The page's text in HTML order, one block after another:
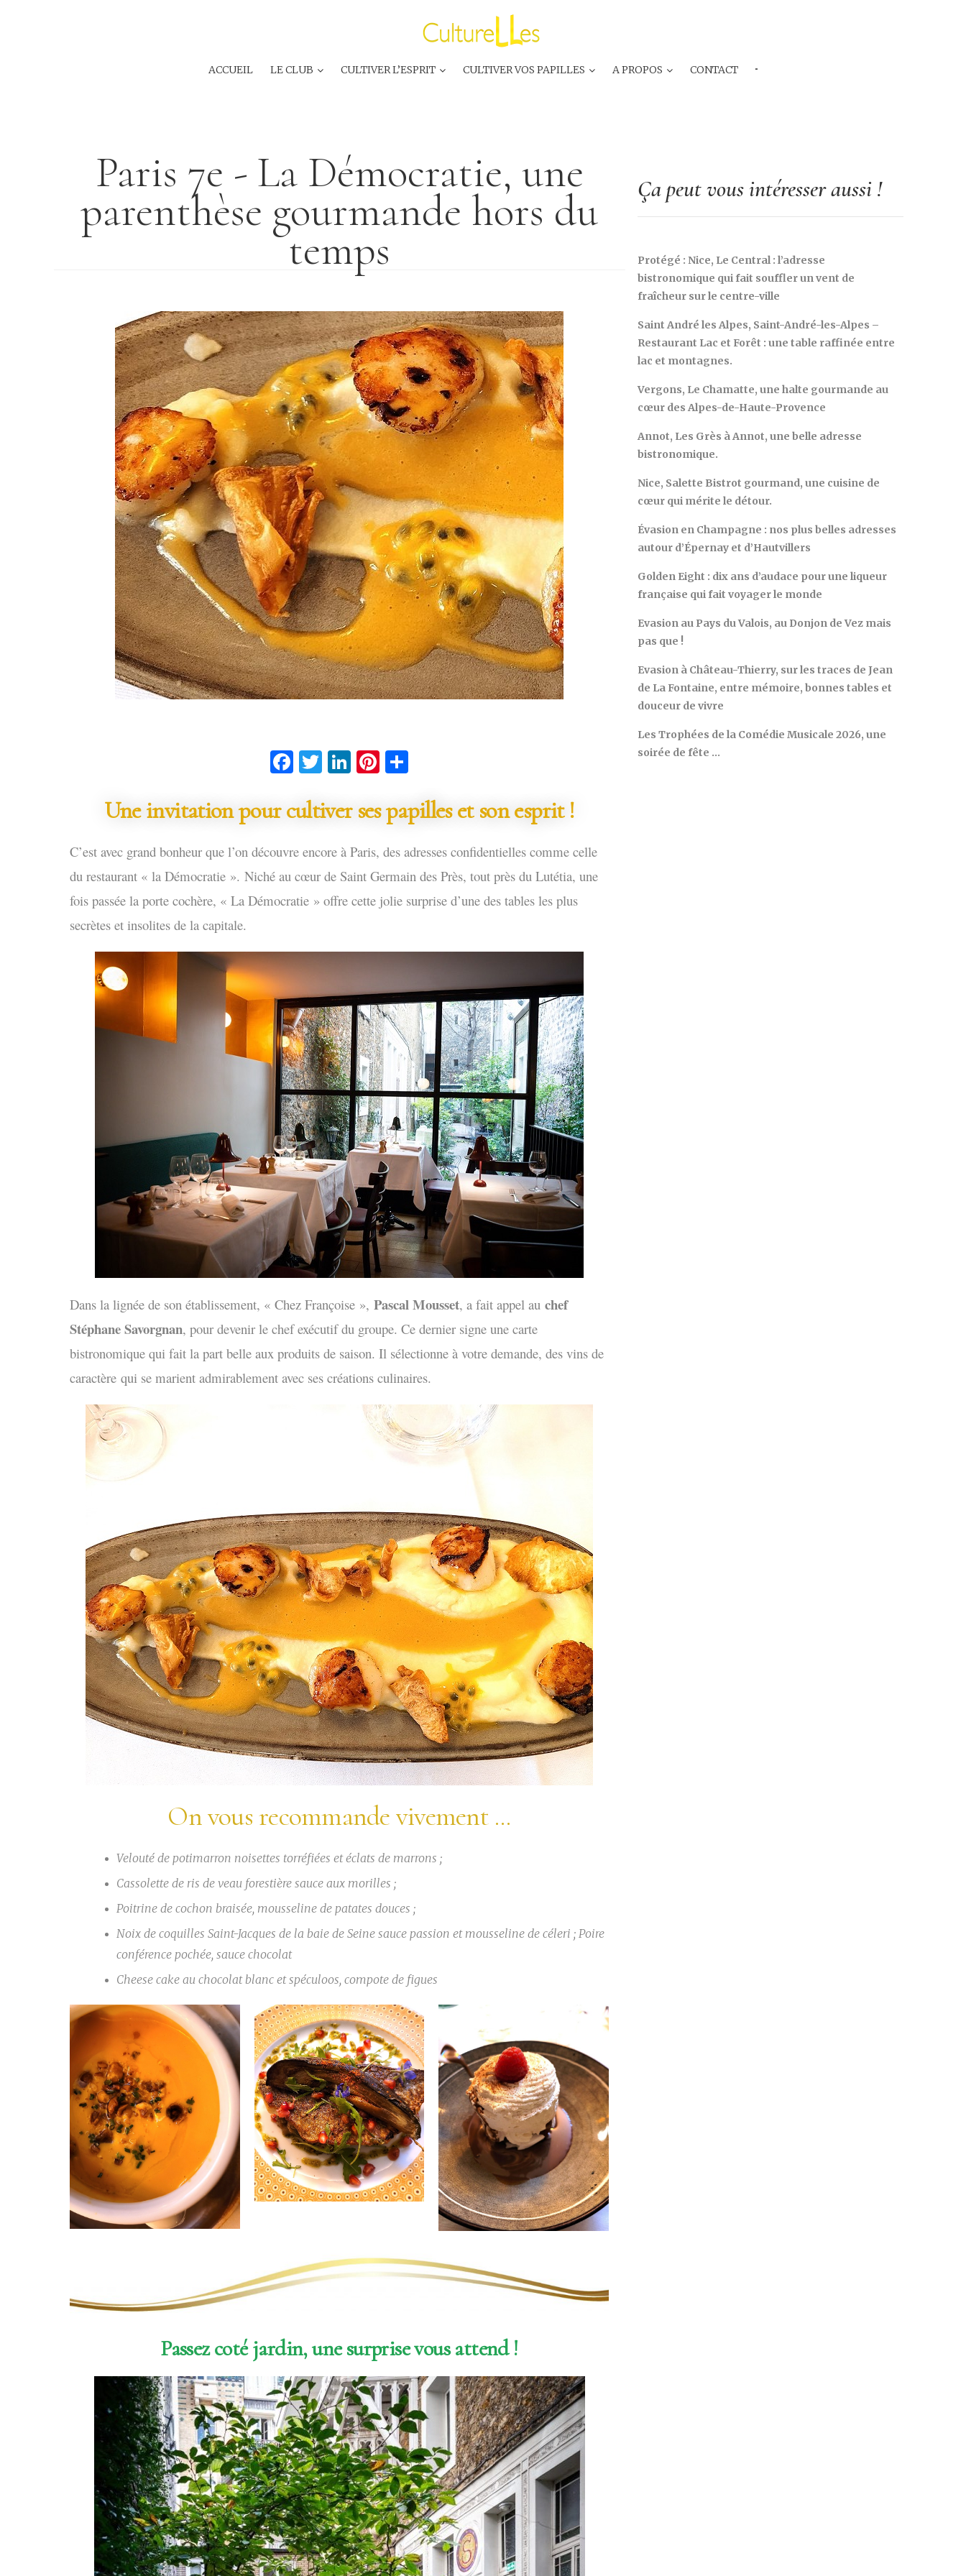
ACCUEIL LE CLUB CULTIVER L’ESPRIT CULTIVER VOS PAPILLES A PROPOS CONTACT ···
Paris 7e - La Démocratie, une
parenthèse gourmande hors du
temps
Facebook
Twitter
LinkedIn
Pinterest
Une invitation pour cultiver ses papilles et son esprit !
C’est avec grand bonheur que l’on découvre encore à Paris, des adresses confidentielles comme celle
du restaurant « la Démocratie ». Niché au cœur de Saint Germain des Près, tout près du Lutétia, une
fois passée la porte cochère, « La Démocratie » offre cette jolie surprise d’une des tables les plus
secrètes et insolites de la capitale.
Dans la lignée de son établissement, « Chez Françoise », Pascal Mousset, a fait appel au chef
Stéphane Savorgnan, pour devenir le chef exécutif du groupe. Ce dernier signe une carte
bistronomique qui fait la part belle aux produits de saison. Il sélectionne à votre demande, des vins de
caractère qui se marient admirablement avec ses créations culinaires.
On vous recommande vivement ...
Velouté de potimarron noisettes torréfiées et éclats de marrons ;
Cassolette de ris de veau forestière sauce aux morilles ;
Poitrine de cochon braisée, mousseline de patates douces ;
Noix de coquilles Saint-Jacques de la baie de Seine sauce passion et mousseline de céleri ; Poire
conférence pochée, sauce chocolat
Cheese cake au chocolat blanc et spéculoos, compote de figues
Passez coté jardin, une surprise vous attend !
Ça peut vous intéresser aussi !
Protégé : Nice, Le Central : l’adresse
bistronomique qui fait souffler un vent de
fraîcheur sur le centre-ville
Saint André les Alpes, Saint-André-les-Alpes –
Restaurant Lac et Forêt : une table raffinée entre
lac et montagnes.
Vergons, Le Chamatte, une halte gourmande au
cœur des Alpes-de-Haute-Provence
Annot, Les Grès à Annot, une belle adresse
bistronomique.
Nice, Salette Bistrot gourmand, une cuisine de
cœur qui mérite le détour.
Évasion en Champagne : nos plus belles adresses
autour d’Épernay et d’Hautvillers
Golden Eight : dix ans d’audace pour une liqueur
française qui fait voyager le monde
Evasion au Pays du Valois, au Donjon de Vez mais
pas que !
Evasion à Château-Thierry, sur les traces de Jean
de La Fontaine, entre mémoire, bonnes tables et
douceur de vivre
Les Trophées de la Comédie Musicale 2026, une
soirée de fête …